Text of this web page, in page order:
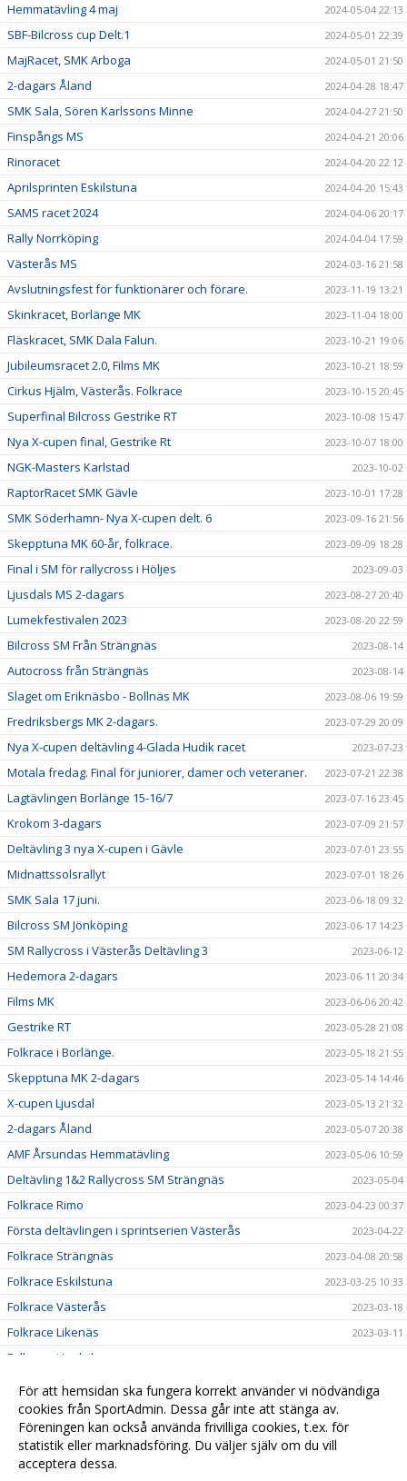
Hemmatävling 4 maj 2024-05-04 22:13
SBF-Bilcross cup Delt.1 2024-05-01 22:39
MajRacet, SMK Arboga 2024-05-01 21:50
2-dagars Åland 2024-04-28 18:47
SMK Sala, Sören Karlssons Minne 2024-04-27 21:50
Finspångs MS 2024-04-21 20:06
Rinoracet 2024-04-20 22:12
Aprilsprinten Eskilstuna 2024-04-20 15:43
SAMS racet 2024 2024-04-06 20:17
Rally Norrköping 2024-04-04 17:59
Västerås MS 2024-03-16 21:58
Avslutningsfest för funktionärer och förare. 2023-11-19 13:21
Skinkracet, Borlänge MK 2023-11-04 18:00
Fläskracet, SMK Dala Falun. 2023-10-21 19:06
Jubileumsracet 2.0, Films MK 2023-10-21 18:59
Cirkus Hjälm, Västerås. Folkrace 2023-10-15 20:45
Superfinal Bilcross Gestrike RT 2023-10-08 15:47
Nya X-cupen final, Gestrike Rt 2023-10-07 18:00
NGK-Masters Karlstad 2023-10-02
RaptorRacet SMK Gävle 2023-10-01 17:28
SMK Söderhamn- Nya X-cupen delt. 6 2023-09-16 21:56
Skepptuna MK 60-år, folkrace. 2023-09-09 18:28
Final i SM för rallycross i Höljes 2023-09-03
Ljusdals MS 2-dagars 2023-08-27 20:40
Lumekfestivalen 2023 2023-08-20 22:59
Bilcross SM Från Strängnäs 2023-08-14
Autocross från Strängnäs 2023-08-14
Slaget om Eriknäsbo - Bollnäs MK 2023-08-06 19:59
Fredriksbergs MK 2-dagars. 2023-07-29 20:09
Nya X-cupen deltävling 4-Glada Hudik racet 2023-07-23
Motala fredag. Final för juniorer, damer och veteraner. 2023-07-21 22:38
Lagtävlingen Borlänge 15-16/7 2023-07-16 23:45
Krokom 3-dagars 2023-07-09 21:57
Deltävling 3 nya X-cupen i Gävle 2023-07-01 23:55
Midnattssolsrallyt 2023-07-01 18:26
SMK Sala 17 juni. 2023-06-18 09:32
Bilcross SM Jönköping 2023-06-17 14:23
SM Rallycross i Västerås Deltävling 3 2023-06-12
Hedemora 2-dagars 2023-06-11 20:34
Films MK 2023-06-06 20:42
Gestrike RT 2023-05-28 21:08
Folkrace i Borlänge. 2023-05-18 21:55
Skepptuna MK 2-dagars 2023-05-14 14:46
X-cupen Ljusdal 2023-05-13 21:32
2-dagars Åland 2023-05-07 20:38
AMF Årsundas Hemmatävling 2023-05-06 10:59
Deltävling 1&2 Rallycross SM Strängnäs 2023-05-04
Folkrace Rimo 2023-04-23 00:37
Första deltävlingen i sprintserien Västerås 2023-04-22
Folkrace Strängnäs 2023-04-08 20:58
Folkrace Eskilstuna 2023-03-25 10:33
Folkrace Västerås 2023-03-18
Folkrace Likenäs 2023-03-11
Folkrace i Ludvika
Till alla våra medlemmar 2023-01-05 16:19
Resultat Lumekfestivalen 2022 2022-11-25 18:45
A Final Seniorer Vimmerby 2022-11-25 18:41
För att hemsidan ska fungera korrekt använder vi nödvändiga
cookies från SportAdmin. Dessa går inte att stänga av.
Föreningen kan också använda frivilliga cookies, t.ex. för
statistik eller marknadsföring. Du väljer själv om du vill
acceptera dessa.